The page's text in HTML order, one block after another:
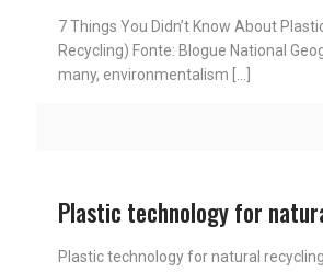
7 Things You Didn’t Know About
Recycling) Fonte: Blogue National
many, environmentalism
Plastic technology for
Plastic technology for natural